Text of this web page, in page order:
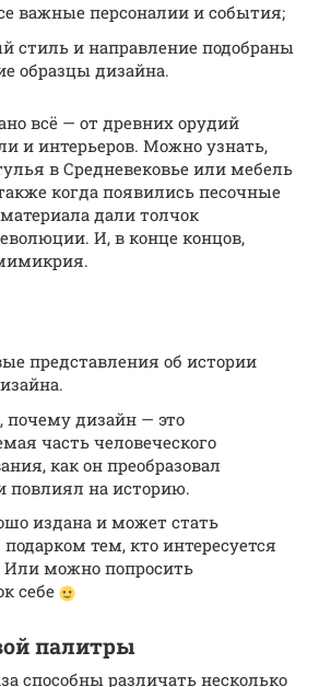
важные персоналии и события;
стиль и направление подобраны
образцы дизайна.
всё — от древних орудий
и интерьеров. Можно узнать,
в Средневековье или мебель
когда появились песочные
дали толчок
И, в конце концов,
представления об истории
почему дизайн — это
часть человеческого
как он преобразовал
повлиял на историю.
издана и может стать
тем, кто интересуется
можно попросить
себе
палитры
способны различать несколько